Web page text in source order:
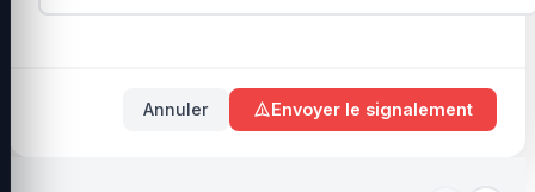
Annuler Envoyer le signalement